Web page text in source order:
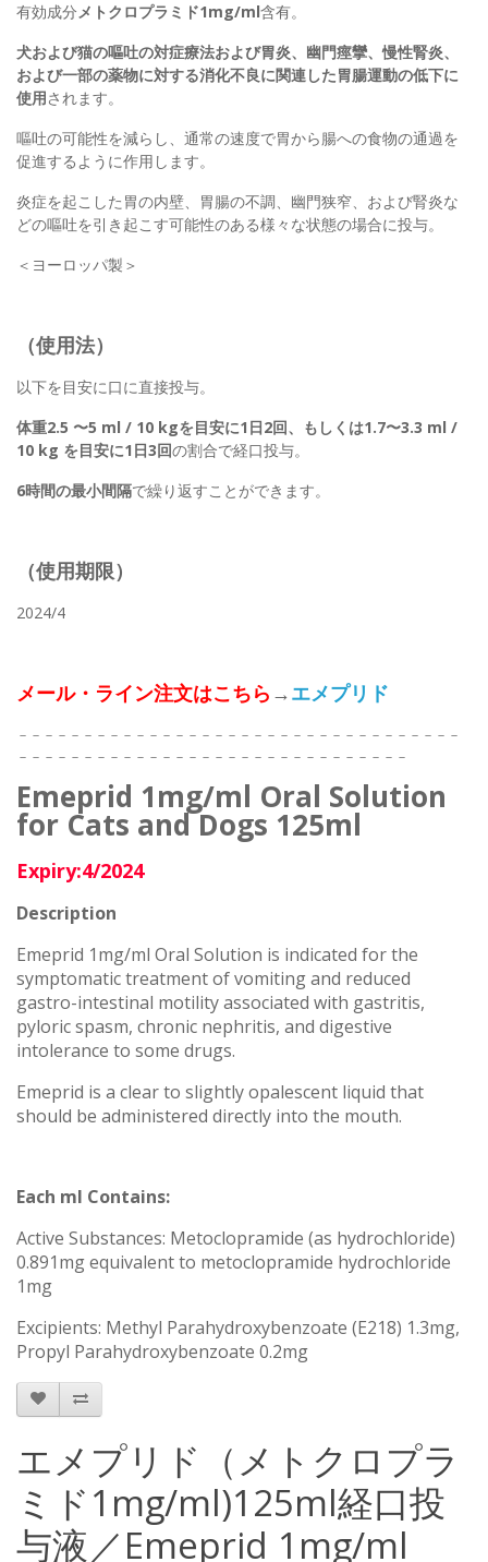
有効成分メトクロプラミド1mg/ml含有。
犬および猫の嘔吐の対症療法および胃炎、幽門痙攣、慢性腎炎、
および一部の薬物に対する消化不良に関連した胃腸運動の低下に
使用されます。
嘔吐の可能性を減らし、通常の速度で胃から腸への食物の通過を
促進するように作用します。
炎症を起こした胃の内壁、胃腸の不調、幽門狭窄、および腎炎な
どの嘔吐を引き起こす可能性のある様々な状態の場合に投与。
＜ヨーロッパ製＞
（使用法）
以下を目安に口に直接投与。
体重2.5 〜5 ml / 10 kgを目安に1日2回、もしくは1.7〜3.3 ml /
10 kg を目安に1日3回の割合で経口投与。
6時間の最小間隔で繰り返すことができます。
（使用期限）
2024/4
メール・ライン注文はこちら →エメプリド
－－－－－－－－－－－－－－－－－－－－－－－－－－－－－－－－－－
－－－－－－－－－－－－－－－－－－－－－－－－－－－－－－
Emeprid 1mg/ml Oral Solution
for Cats and Dogs 125ml
Expiry:4/2024
Description
Emeprid 1mg/ml Oral Solution is indicated for the
symptomatic treatment of vomiting and reduced
gastro-intestinal motility associated with gastritis,
pyloric spasm, chronic nephritis, and digestive
intolerance to some drugs.
Emeprid is a clear to slightly opalescent liquid that
should be administered directly into the mouth.
Each ml Contains:
Active Substances: Metoclopramide (as hydrochloride)
0.891mg equivalent to metoclopramide hydrochloride
1mg
Excipients: Methyl Parahydroxybenzoate (E218) 1.3mg,
Propyl Parahydroxybenzoate 0.2mg
エメプリド（メトクロプラ
ミド1mg/ml)125ml経口投
与液／Emeprid 1mg/ml